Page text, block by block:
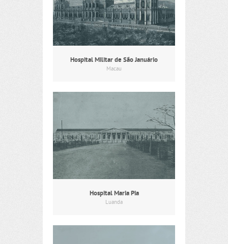
Hospital Militar de São Januário
Macau
Hospital Maria Pia
Luanda